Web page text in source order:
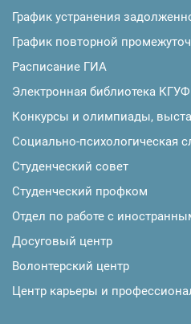
График устранения
График повторной
Расписание ГИА
Электронная библиотека
Конкурсы и олимпиады,
Социально-психологическая
Студенческий совет
Студенческий профком
Отдел по работе с
Досуговый центр
Волонтерский центр
Центр карьеры и